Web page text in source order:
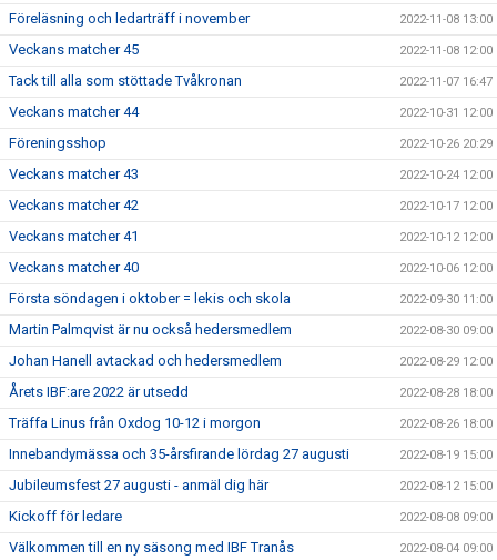
Föreläsning och ledarträff i november 2022-11-08 13:00
Veckans matcher 45 2022-11-08 12:00
Tack till alla som stöttade Tvåkronan 2022-11-07 16:47
Veckans matcher 44 2022-10-31 12:00
Föreningsshop 2022-10-26 20:29
Veckans matcher 43 2022-10-24 12:00
Veckans matcher 42 2022-10-17 12:00
Veckans matcher 41 2022-10-12 12:00
Veckans matcher 40 2022-10-06 12:00
Första söndagen i oktober = lekis och skola 2022-09-30 11:00
Martin Palmqvist är nu också hedersmedlem 2022-08-30 09:00
Johan Hanell avtackad och hedersmedlem 2022-08-29 12:00
Årets IBF:are 2022 är utsedd 2022-08-28 18:00
Träffa Linus från Oxdog 10-12 i morgon 2022-08-26 18:00
Innebandymässa och 35-årsfirande lördag 27 augusti 2022-08-19 15:00
Jubileumsfest 27 augusti - anmäl dig här 2022-08-12 15:00
Kickoff för ledare 2022-08-08 09:00
Välkommen till en ny säsong med IBF Tranås 2022-08-04 09:00